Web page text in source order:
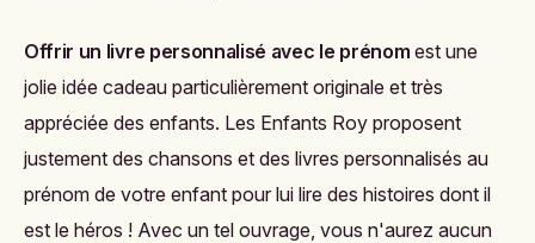
Offrir un livre personnalisé avec le prénom est une
jolie idée cadeau particulièrement originale et très
appréciée des enfants. Les Enfants Roy proposent
justement des chansons et des livres personnalisés au
prénom de votre enfant pour lui lire des histoires dont il
est le héros ! Avec un tel ouvrage, vous n'aurez aucun